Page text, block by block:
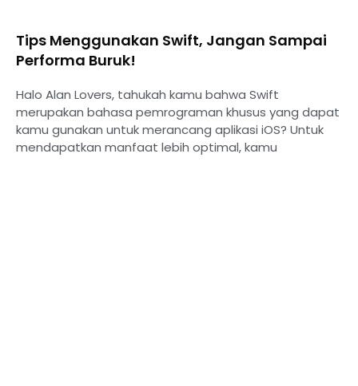
Tips Menggunakan Swift, Jangan Sampai
Performa Buruk!
Halo Alan Lovers, tahukah kamu bahwa Swift
merupakan bahasa pemrograman khusus yang dapat
kamu gunakan untuk merancang aplikasi iOS? Untuk
mendapatkan manfaat lebih optimal, kamu